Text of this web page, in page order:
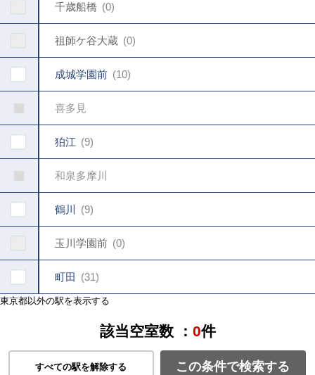
千歳船橋 0
祖師ケ谷大蔵 0
成城学園前 10
喜多見
狛江 9
和泉多摩川
鶴川 9
玉川学園前 0
町田 31
東京都以外の駅を表示する
該当空室数 ： 0件
すべての駅を解除する この条件で検索する